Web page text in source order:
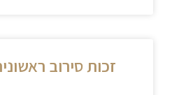
זכות סירוב